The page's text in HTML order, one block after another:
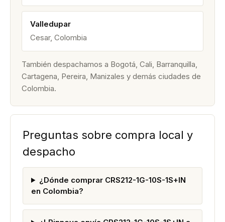
Valledupar
Cesar, Colombia
También despachamos a Bogotá, Cali, Barranquilla,
Cartagena, Pereira, Manizales y demás ciudades de
Colombia.
Preguntas sobre compra local y
despacho
¿Dónde comprar CRS212-1G-10S-1S+IN
en Colombia?